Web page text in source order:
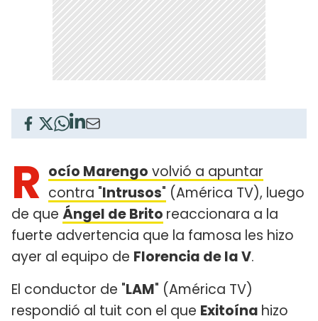
R ocío Marengo volvió a apuntar
contra "Intrusos" (América TV), luego
de que Ángel de Brito reaccionara a la
fuerte advertencia que la famosa les hizo
ayer al equipo de Florencia de la V.
El conductor de "LAM" (América TV)
respondió al tuit con el que Exitoína hizo